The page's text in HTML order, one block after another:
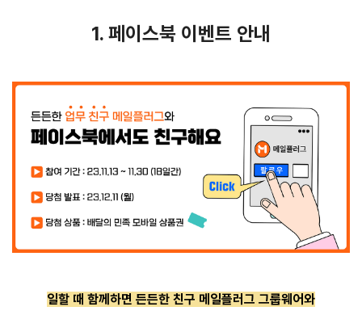
1. 페이스북 이벤트 안내
일할 때 함께하면 든든한 친구 메일플러그 그룹웨어와